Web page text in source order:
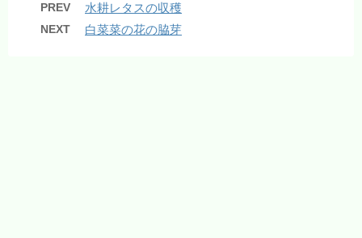
PREV 水耕レタスの収穫
NEXT 白菜菜の花の脇芽